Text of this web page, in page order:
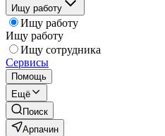
Ищу работу
Ищу работу
Ищу работу
Ищу сотрудника
Сервисы
Помощь
Ещё
Поиск
Арпачин